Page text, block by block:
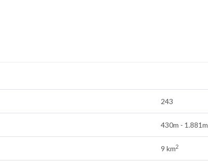
243
430m - 1.881m
9 km2